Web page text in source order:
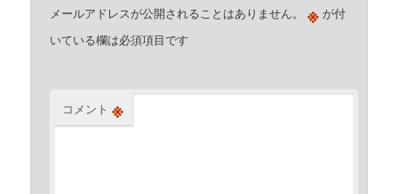
メールアドレスが公開されることはありません。 ※ が付
いている欄は必須項目です
コメント ※